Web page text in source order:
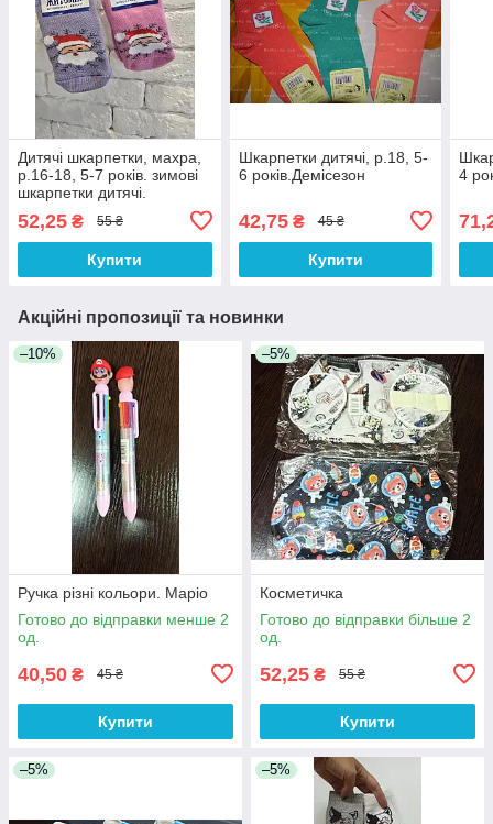
Дитячі шкарпетки, махра,
р.16-18, 5-7 років. зимові
шкарпетки дитячі.
52,25 ₴ 55 ₴
Купити
Шкарпетки дитячі, р.18, 5-
6 років.Демісезон
42,75₴ 45 ₴
Купити
4
Акційні пропозиції та новинки
–10%
Ручка різні кольори. Маріо
Готово до відправки менше 2
од.
40,50 ₴ 45 ₴
Купити
–5%
Косметичка
Готово до відправки більше 2
од.
52,25 ₴ 55 ₴
Купити
–5% –5%